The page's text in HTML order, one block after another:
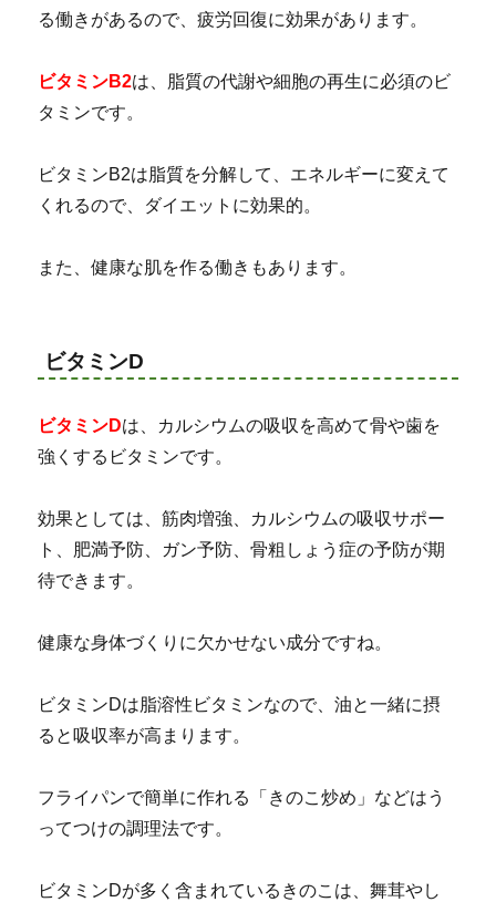
る働きがあるので、疲労回復に効果があります。
ビタミンB2は、脂質の代謝や細胞の再生に必須のビ
タミンです。
ビタミンB2は脂質を分解して、エネルギーに変えて
くれるので、ダイエットに効果的。
また、健康な肌を作る働きもあります。
ビタミンD
ビタミンDは、カルシウムの吸収を高めて骨や歯を
強くするビタミンです。
効果としては、筋肉増強、カルシウムの吸収サポー
ト、肥満予防、ガン予防、骨粗しょう症の予防が期
待できます。
健康な身体づくりに欠かせない成分ですね。
ビタミンDは脂溶性ビタミンなので、油と一緒に摂
ると吸収率が高まります。
フライパンで簡単に作れる「きのこ炒め」などはう
ってつけの調理法です。
ビタミンDが多く含まれているきのこは、舞茸やし